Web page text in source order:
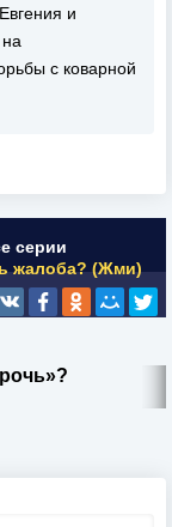
и
с коварной
серии
жалоба? (Жми)